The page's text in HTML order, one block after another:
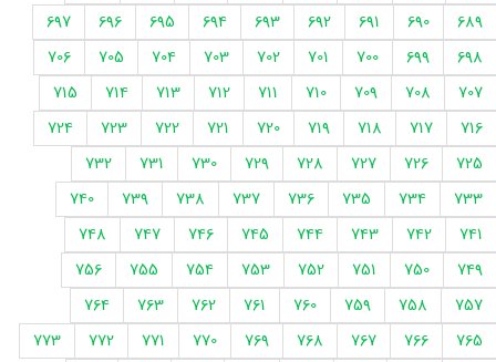
689
690
691
692
693
694
695
696
697
698
699
700
701
702
703
704
705
706
707
708
709
710
711
712
713
714
715
716
717
718
719
720
721
722
723
724
725
726
727
728
729
730
731
732
733
734
735
736
737
738
739
740
741
742
743
744
745
746
747
748
749
750
751
752
753
754
755
756
757
758
759
760
761
762
763
764
765
766
767
768
769
770
771
772
773